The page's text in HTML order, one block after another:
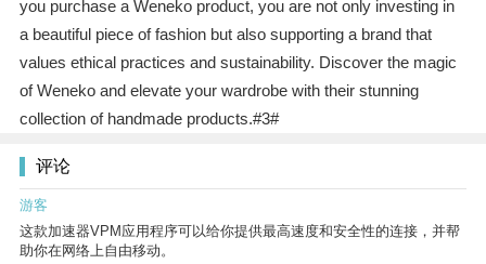
you purchase a Weneko product, you are not only investing in
a beautiful piece of fashion but also supporting a brand that
values ethical practices and sustainability. Discover the magic
of Weneko and elevate your wardrobe with their stunning
collection of handmade products.#3#
评论
游客
这款加速器VPM应用程序可以给你提供最高速度和安全性的连接，并帮
助你在网络上自由移动。